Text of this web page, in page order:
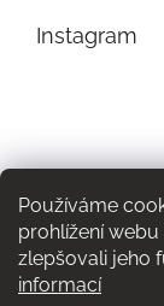
Používáme
prohlížení
zlepšovali jeho
informací
Instagram